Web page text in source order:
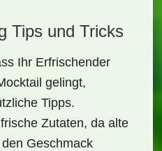
Tips und Tricks
Ihr Erfrischender
gelingt,
Tipps.
Zutaten, da alte
Geschmack